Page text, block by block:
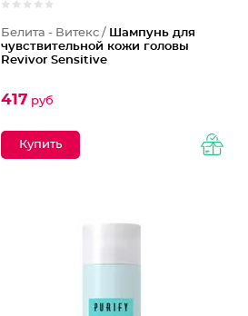
Белита - Витекс / Шампунь для
чувствительной кожи головы
Revivor Sensitive
417 руб